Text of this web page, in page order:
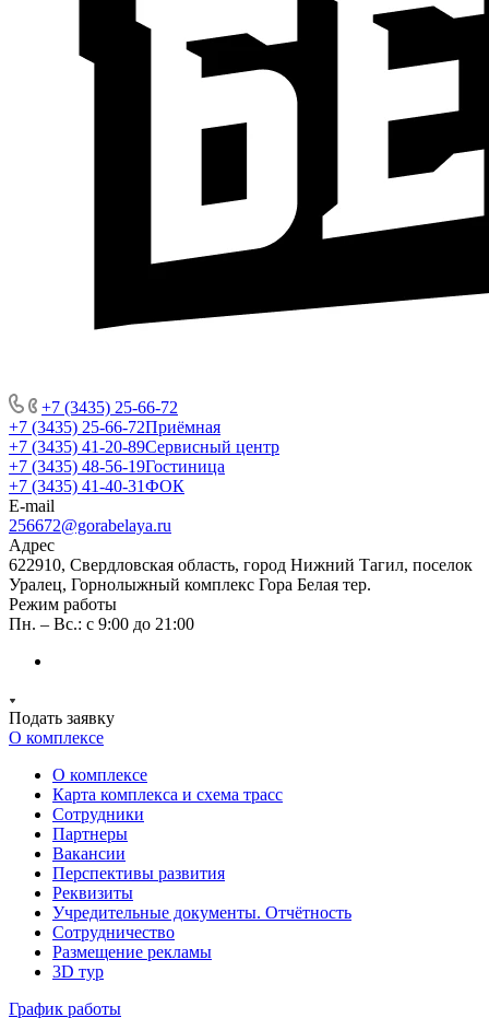
+7 (3435) 25-66-72
+7 (3435) 25-66-72Приёмная
+7 (3435) 41-20-89Сервисный центр
+7 (3435) 48-56-19Гостиница
+7 (3435) 41-40-31ФОК
E-mail
256672@gorabelaya.ru
Адрес
622910, Свердловская область, город Нижний Тагил, поселок
Уралец, Горнолыжный комплекс Гора Белая тер.
Режим работы
Пн. – Вс.: с 9:00 до 21:00
Подать заявку
О комплексе
О комплексе
Карта комплекса и схема трасс
Сотрудники
Партнеры
Вакансии
Перспективы развития
Реквизиты
Учредительные документы. Отчётность
Сотрудничество
Размещение рекламы
3D тур
График работы